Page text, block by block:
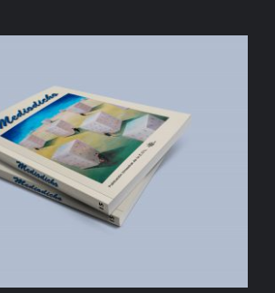
AL CARRITO / DETALLES